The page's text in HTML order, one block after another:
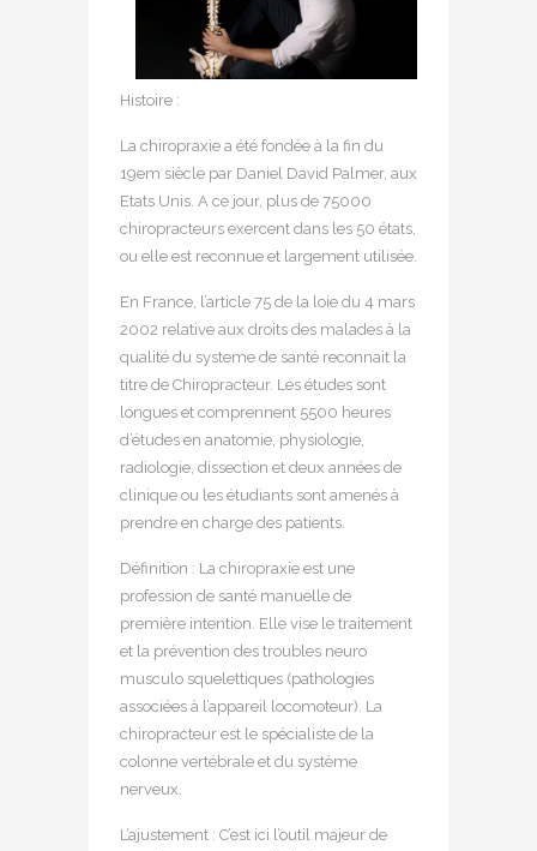
Histoire :
La chiropraxie a été fondée à la fin du
19em siècle par Daniel David Palmer, aux
Etats Unis. A ce jour, plus de 75000
chiropracteurs exercent dans les 50 états,
ou elle est reconnue et largement utilisée.
En France, l’article 75 de la loie du 4 mars
2002 relative aux droits des malades à la
qualité du systeme de santé reconnait la
titre de Chiropracteur. Les études sont
longues et comprennent 5500 heures
d’études en anatomie, physiologie,
radiologie, dissection et deux années de
clinique ou les étudiants sont amenés à
prendre en charge des patients.
Définition : La chiropraxie est une
profession de santé manuelle de
première intention. Elle vise le traitement
et la prévention des troubles neuro
musculo squelettiques (pathologies
associées à l’appareil locomoteur). La
chiropracteur est le spécialiste de la
colonne vertébrale et du système
nerveux.
L’ajustement : C’est ici l’outil majeur de